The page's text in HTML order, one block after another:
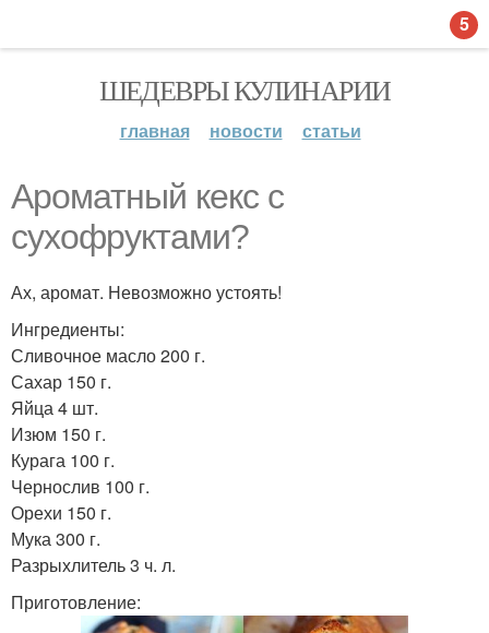
ШЕДЕВРЫ КУЛИНАРИИ
главная новости статьи
Ароматный кекс с
сухофруктами?
Ах, аромат. Невозможно устоять!
Ингредиенты:
Сливочное масло 200 г.
Сахар 150 г.
Яйца 4 шт.
Изюм 150 г.
Курага 100 г.
Чернослив 100 г.
Орехи 150 г.
Мука 300 г.
Разрыхлитель 3 ч. л.
Приготовление:
5